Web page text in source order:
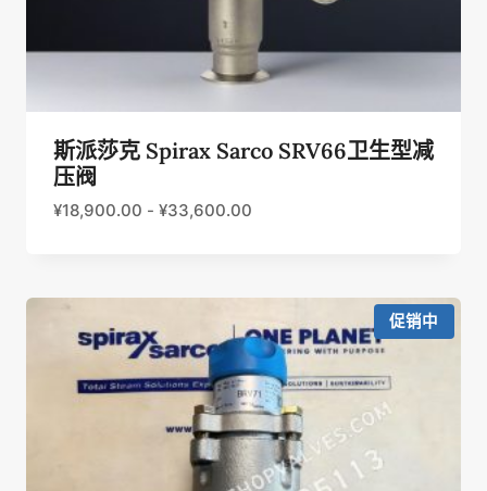
斯派莎克 Spirax Sarco SRV66卫生型减
压阀
¥18,900.00 - ¥33,600.00
促销中